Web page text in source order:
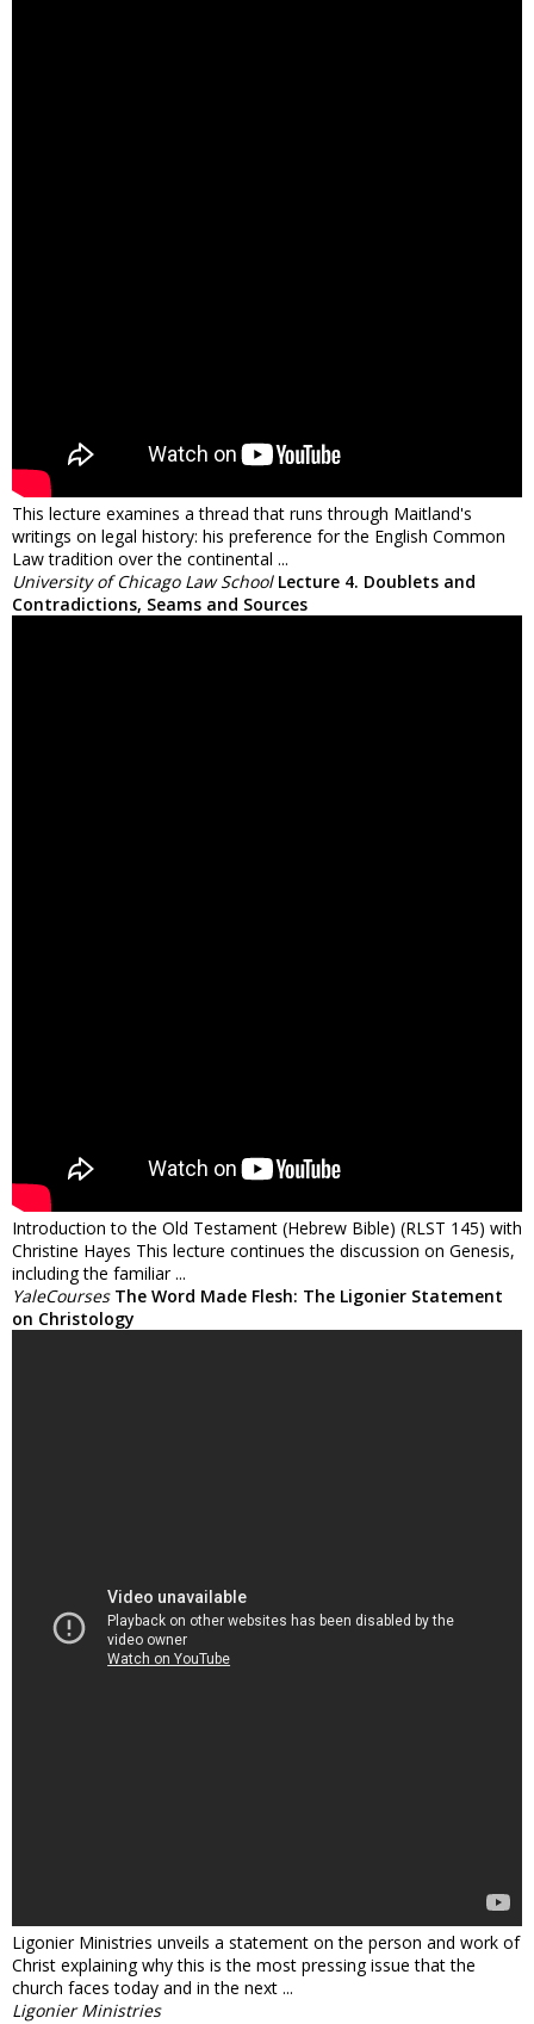
This lecture examines a thread that runs through Maitland's
writings on legal history: his preference for the English Common
Law tradition over the continental ...
University of Chicago Law School Lecture 4. Doublets and
Contradictions, Seams and Sources
Introduction to the Old Testament (Hebrew Bible) (RLST 145) with
Christine Hayes This lecture continues the discussion on Genesis,
including the familiar ...
YaleCourses The Word Made Flesh: The Ligonier Statement
on Christology
Ligonier Ministries unveils a statement on the person and work of
Christ explaining why this is the most pressing issue that the
church faces today and in the next ...
Ligonier Ministries